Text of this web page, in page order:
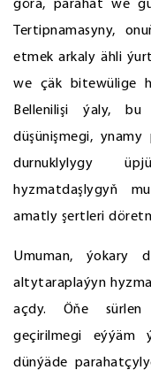
görä, parahat we
Tertipnamasyny,
etmek arkaly ähli
we çäk bitewülige
Bellenilişi ýaly,
düşünişmegi,
durnuklylygy
hyzmatdaşlygyň
amatly şertleri
Umuman, ýokary
altytaraplaýyn
açdy. Öňe sürlen
geçirilmegi eýýäm
dünýäde